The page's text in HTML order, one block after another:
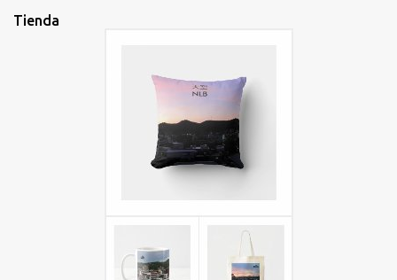
Tienda